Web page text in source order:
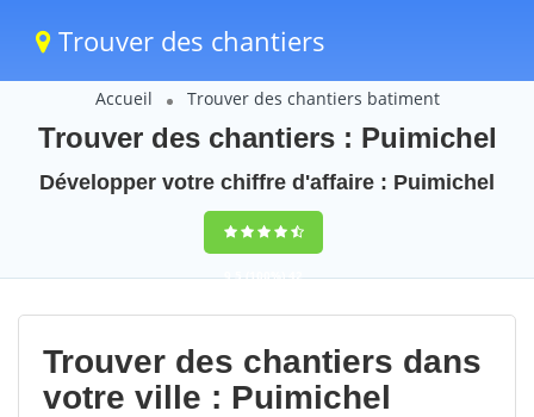
Trouver des chantiers
Accueil Trouver des chantiers batiment
Trouver des chantiers : Puimichel
Développer votre chiffre d'affaire : Puimichel
9,5(100%)42
votes
Trouver des chantiers dans
votre ville : Puimichel